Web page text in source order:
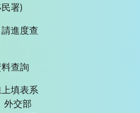
署)
進度查
查詢
填表系
外交部